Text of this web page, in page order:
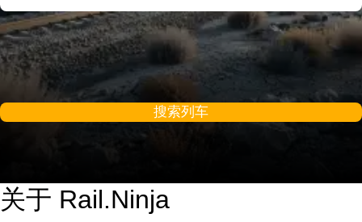
搜索列车
关于 Rail.Ninja